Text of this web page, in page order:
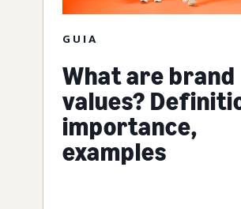
GUIA
What are brand
values?
importance,
examples